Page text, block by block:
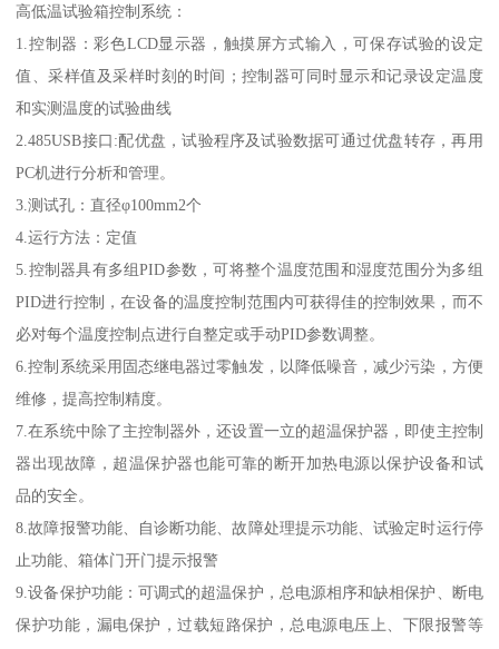
高低温试验箱控制系统：
1.控制器：彩色LCD显示器，触摸屏方式输入，可保存试验的设定
值、采样值及采样时刻的时间；控制器可同时显示和记录设定温度
和实测温度的试验曲线
2.485USB接口:配优盘，试验程序及试验数据可通过优盘转存，再用
PC机进行分析和管理。
3.测试孔：直径φ100mm2个
4.运行方法：定值
5.控制器具有多组PID参数，可将整个温度范围和湿度范围分为多组
PID进行控制，在设备的温度控制范围内可获得佳的控制效果，而不
必对每个温度控制点进行自整定或手动PID参数调整。
6.控制系统采用固态继电器过零触发，以降低噪音，减少污染，方便
维修，提高控制精度。
7.在系统中除了主控制器外，还设置一立的超温保护器，即使主控制
器出现故障，超温保护器也能可靠的断开加热电源以保护设备和试
品的安全。
8.故障报警功能、自诊断功能、故障处理提示功能、试验定时运行停
止功能、箱体门开门提示报警
9.设备保护功能：可调式的超温保护，总电源相序和缺相保护、断电
保护功能，漏电保护，过载短路保护，总电源电压上、下限报警等